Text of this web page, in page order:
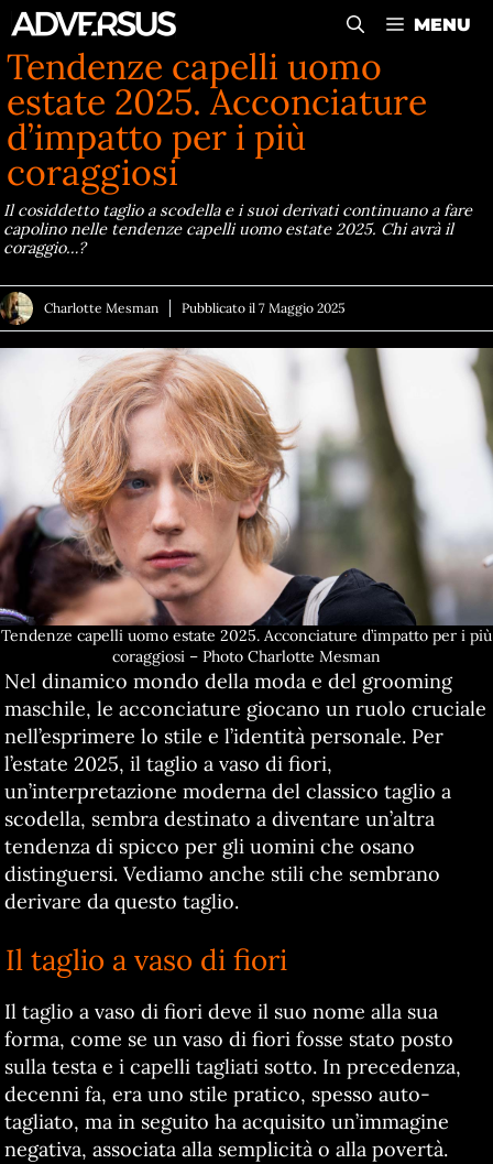
Vai
al
contenuto
MENU
Tendenze capelli uomo
estate 2025. Acconciature
d’impatto per i più
coraggiosi
Il cosiddetto taglio a scodella e i suoi derivati continuano a fare
capolino nelle tendenze capelli uomo estate 2025. Chi avrà il
coraggio…?
Charlotte Mesman Pubblicato il 7 Maggio 2025
Tendenze capelli uomo estate 2025. Acconciature d’impatto per i più
coraggiosi – Photo Charlotte Mesman
Nel dinamico mondo della moda e del grooming
maschile, le acconciature giocano un ruolo cruciale
nell’esprimere lo stile e l’identità personale. Per
l’estate 2025, il taglio a vaso di fiori,
un’interpretazione moderna del classico taglio a
scodella, sembra destinato a diventare un’altra
tendenza di spicco per gli uomini che osano
distinguersi. Vediamo anche stili che sembrano
derivare da questo taglio.
Il taglio a vaso di fiori
Il taglio a vaso di fiori deve il suo nome alla sua
forma, come se un vaso di fiori fosse stato posto
sulla testa e i capelli tagliati sotto. In precedenza,
decenni fa, era uno stile pratico, spesso auto-
tagliato, ma in seguito ha acquisito un’immagine
negativa, associata alla semplicità o alla povertà.